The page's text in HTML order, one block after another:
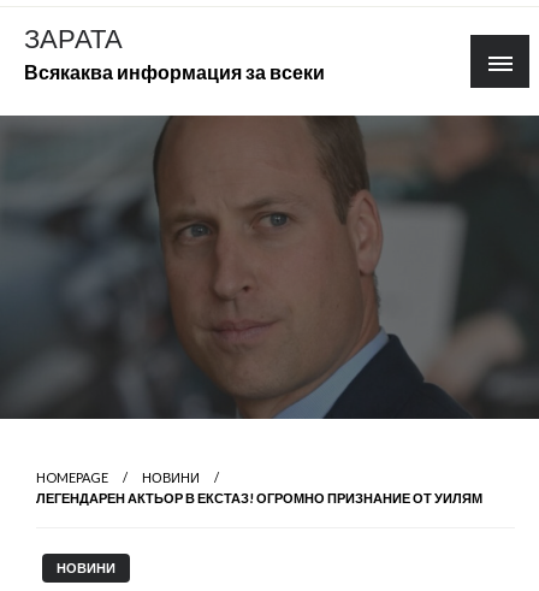
Skip
content
ЗАРАТА
Всякаква информация за всеки
HOMEPAGE
НОВИНИ
ЛЕГЕНДАРЕН АКТЬОР В ЕКСТАЗ! ОГРОМНО ПРИЗНАНИЕ ОТ УИЛЯМ
НОВИНИ